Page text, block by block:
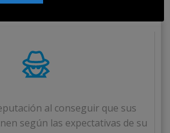
al conseguir que sus
según las expectativas de su